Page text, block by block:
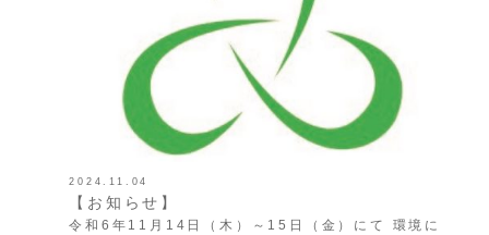
2024.11.04
【お知らせ】
令和6年11月14日（木）～15日（金）にて 環境に